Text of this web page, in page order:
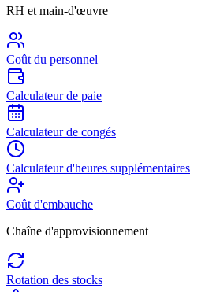
RH et main-d'œuvre
Coût du personnel
Calculateur de paie
Calculateur de congés
Calculateur d'heures supplémentaires
Coût d'embauche
Chaîne d'approvisionnement
Rotation des stocks